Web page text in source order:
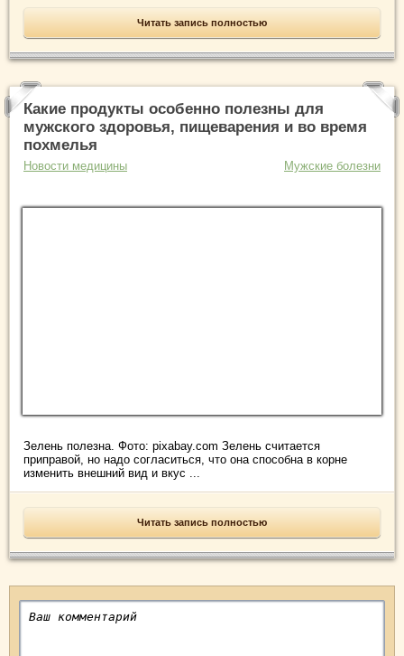
Читать запись полностью
Какие продукты особенно полезны для
мужского здоровья, пищеварения и во время
похмелья
Новости медицины Мужские болезни
Зелень полезна. Фото: pixabay.com Зелень считается
приправой, но надо согласиться, что она способна в корне
изменить внешний вид и вкус ...
Читать запись полностью